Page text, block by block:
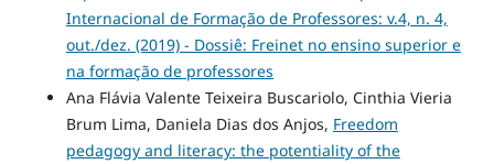
Internacional de Formação de Professores: v.4, n. 4,
out./dez. (2019) - Dossiê: Freinet no ensino superior e
na formação de professores
Ana Flávia Valente Teixeira Buscariolo, Cinthia Vieria
Brum Lima, Daniela Dias dos Anjos, Freedom
pedagogy and literacy: the potentiality of the